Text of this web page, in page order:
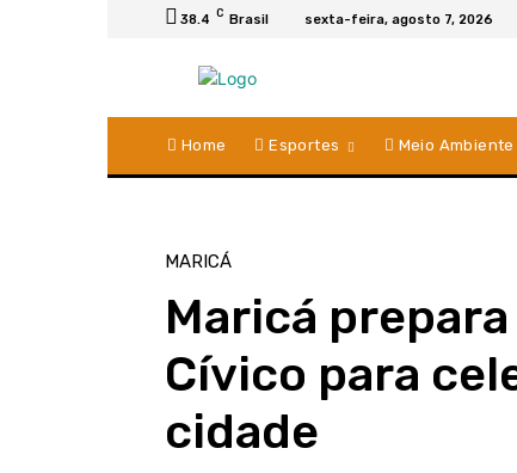
38.4 C Brasil sexta-feira, agosto 7, 2026
Home Esportes Meio Ambiente
MARICÁ
Maricá
Cívico para
cidade